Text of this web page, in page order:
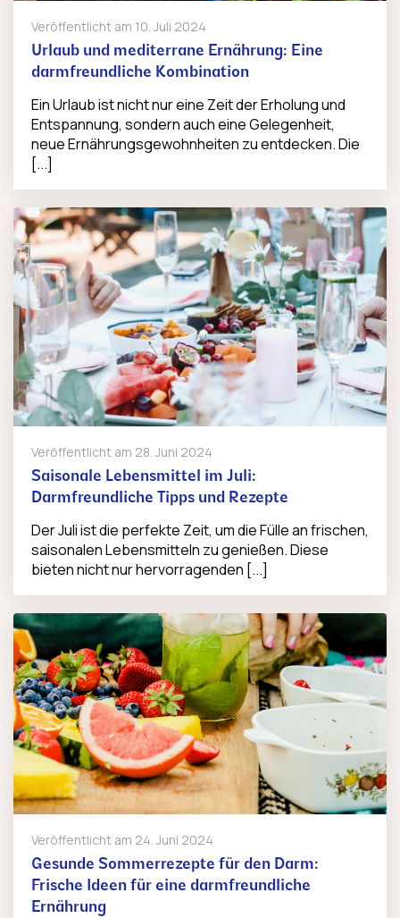
Veröffentlicht am 10. Juli 2024
Urlaub und mediterrane Ernährung: Eine
darmfreundliche Kombination
Ein Urlaub ist nicht nur eine Zeit der Erholung und
Entspannung, sondern auch eine Gelegenheit,
neue Ernährungsgewohnheiten zu entdecken. Die
[...]
Veröffentlicht am 28. Juni 2024
Saisonale Lebensmittel im Juli:
Darmfreundliche Tipps und Rezepte
Der Juli ist die perfekte Zeit, um die Fülle an frischen,
saisonalen Lebensmitteln zu genießen. Diese
bieten nicht nur hervorragenden [...]
Veröffentlicht am 24. Juni 2024
Gesunde Sommerrezepte für den Darm:
Frische Ideen für eine darmfreundliche
Ernährung